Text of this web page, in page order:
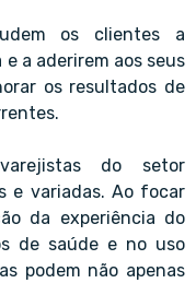
os clientes a
a aderirem aos seus
os resultados de
do setor
e variadas. Ao focar
da experiência do
de saúde e no uso
podem não apenas